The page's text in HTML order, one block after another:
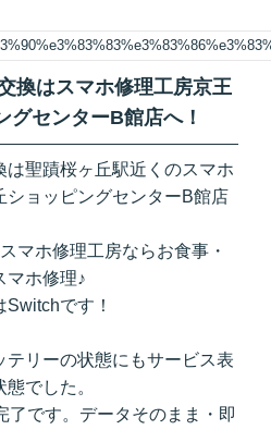
換はスマホ修理工房京王
グセンターB館店へ！
聖蹟桜ヶ丘駅近くのスマホ
ショッピングセンターB館店
マホ修理工房ならお食事・
マホ修理♪
です！
テリーの状態にもサービス表
でした。
了です。データそのまま・即